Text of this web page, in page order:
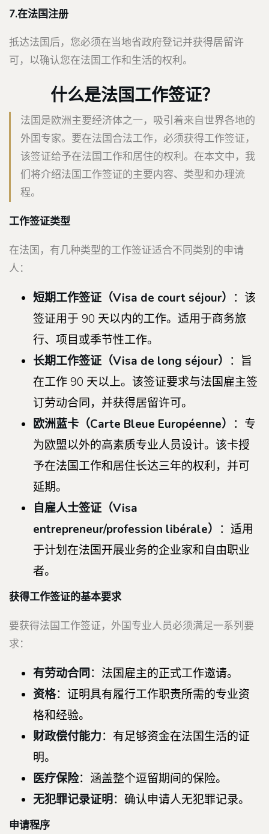
7.在法国注册
抵达法国后，您必须在当地省政府登记并获得居留许
可，以确认您在法国工作和生活的权利。
什么是法国工作签证？
法国是欧洲主要经济体之一，吸引着来自世界各地的
外国专家。要在法国合法工作，必须获得工作签证，
该签证给予在法国工作和居住的权利。在本文中，我
们将介绍法国工作签证的主要内容、类型和办理流
程。
工作签证类型
在法国，有几种类型的工作签证适合不同类别的申请
人：
短期工作签证（Visa de court séjour） ：该
签证用于 90 天以内的工作。适用于商务旅
行、项目或季节性工作。
长期工作签证（Visa de long séjour） ：旨
在工作 90 天以上。该签证要求与法国雇主签
订劳动合同，并获得居留许可。
欧洲蓝卡（Carte Bleue Européenne） ：专
为欧盟以外的高素质专业人员设计。该卡授
予在法国工作和居住长达三年的权利，并可
延期。
自雇人士签证（Visa
entrepreneur/profession libérale） ：适用
于计划在法国开展业务的企业家和自由职业
者。
获得工作签证的基本要求
要获得法国工作签证，外国专业人员必须满足一系列要
求：
有劳动合同：法国雇主的正式工作邀请。
资格：证明具有履行工作职责所需的专业资
格和经验。
财政偿付能力：有足够资金在法国生活的证
明。
医疗保险：涵盖整个逗留期间的保险。
无犯罪记录证明：确认申请人无犯罪记录。
申请程序